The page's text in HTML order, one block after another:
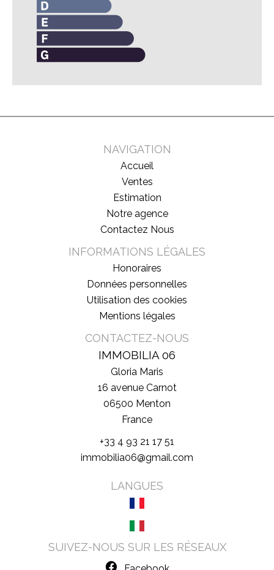
NAVIGATION
Accueil
Ventes
Estimation
Notre agence
Contactez Nous
INFORMATIONS LÉGALES
Honoraires
Données personnelles
Utilisation des cookies
Mentions légales
CONTACTEZ-NOUS
IMMOBILIA 06
Gloria Maris
16 avenue Carnot
06500 Menton
France
+33 4 93 21 17 51
immobilia06@gmail.com
LANGUES
SUIVEZ-NOUS SUR LES RÉSEAUX